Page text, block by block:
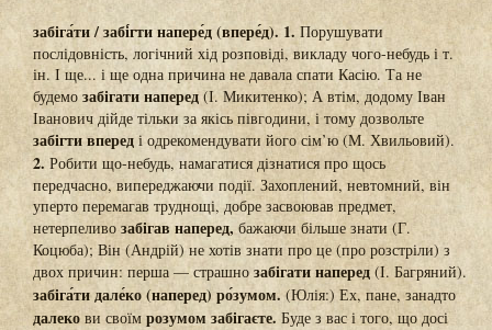
забіга́ти / забі́гти напере́д (впере́д). 1. Порушувати
послідовність, логічний хід розповіді, викладу чого-небудь і т.
ін. І ще... і ще одна причина не давала спати Касію. Та не
будемо забігати наперед (І. Микитенко); А втім, додому Іван
Іванович дійде тільки за якісь півгодини, і тому дозвольте
забігти вперед і одрекомендувати його сім’ю (М. Хвильовий).
2. Робити що-небудь, намагатися дізнатися про щось
передчасно, випереджаючи події. Захоплений, невтомний, він
уперто перемагав труднощі, добре засвоював предмет,
нетерпеливозабігав наперед, бажаючи більше знати (Г.
Коцюба); Він (Андрій) не хотів знати про це (про розстріли) з
двох причин: перша — страшно забігати наперед (І. Багряний).
забіга́ти дале́ко (наперед) ро́зумом. (Юлія:) Ех, пане, занадто
далеко ви своїм розумом забігаєте. Буде з вас і того, що досі